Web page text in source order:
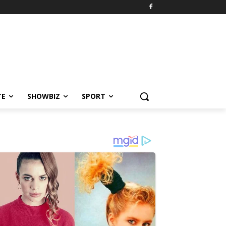
SHOWBIZ SPORT